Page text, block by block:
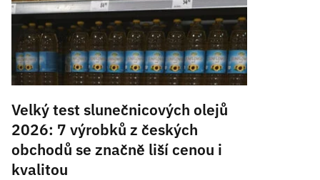
Velký test slunečnicových olejů
2026: 7 výrobků z českých
obchodů se značně liší cenou i
kvalitou